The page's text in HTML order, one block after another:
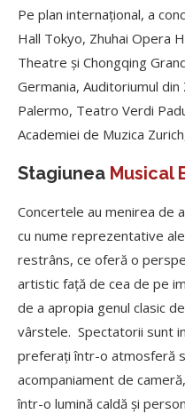
Pe plan internaţional, a
Hall Tokyo, Zhuhai Opera
Theatre şi Chongqing
Germania, Auditoriumul
Palermo, Teatro Verdi
Academiei de Muzica
Stagiunea Musical
Concertele au menirea de
cu nume reprezentative
restrâns, ce oferă o
artistic faţă de cea de pe
de a apropia genul clasic
vârstele. Spectatorii sunt
preferaţi într-o atmosferă
acompaniament de
într-o lumină caldă şi